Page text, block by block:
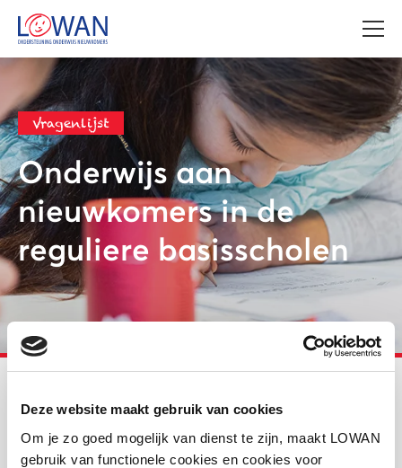
Deze website maakt gebruik van cookies
Om je zo goed mogelijk van dienst te zijn, maakt LOWAN
gebruik van functionele cookies en cookies voor
Vragenlijst
Onderwijs aan
nieuwkomers in de
reguliere basisscholen
Vragenlijst onderwijs aan nieuwkomers in de reguliere